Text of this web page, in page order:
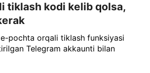
tiklash kodi kelib qolsa,
pochta orqali tiklash funksiyasi
Telegram akkaunti bilan